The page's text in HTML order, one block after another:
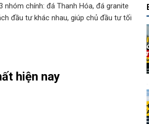
chính: đá Thanh Hóa, đá granite
đầu tư khác nhau, giúp chủ đầu tư tối
hiện nay